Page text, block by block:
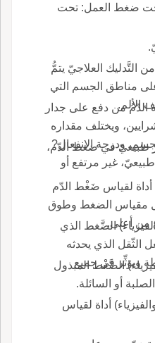
ضغط العمل: تحت
التَّدليك العلاجيّ يتمُّ
مناطق الجسم التي
الألم.من دفع على جدار
ويختلف مقداره
ودرجة الانفعال?
غير مرتفع أو
في ضغط الدّم،
لقياس ضَغْط الدّم
مقياس الضغط وطوق
من أعلى.الضَّغط الذي
الثّقل الذي يحدثه
ويؤثِّر في جميع
الضَّغْط المبذول
أو السائلة.
أداة لقياس